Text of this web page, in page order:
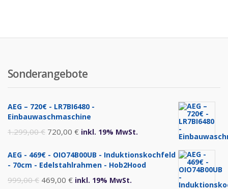
Sonderangebote
AEG – 720€ - LR7BI6480 -
Einbauwaschmaschine
1.299,00€ Ursprünglicher
war:
720,00 €Aktueller
ist:
inkl. 19% MwSt.
AEG - 469€ - OIO74B00UB - Induktionskochfeld
- 70cm - Edelstahlrahmen - Hob2Hood
999,00€ Ursprünglicher
469,00 €Aktueller
inkl. 19% MwSt.